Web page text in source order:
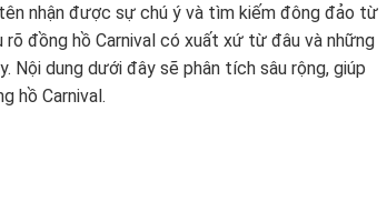
nhận được sự chú ý và tìm kiếm đông đảo từ
rõ đồng hồ Carnival có xuất xứ từ đâu và những
Nội dung dưới đây sẽ phân tích sâu rộng, giúp
hồ Carnival.